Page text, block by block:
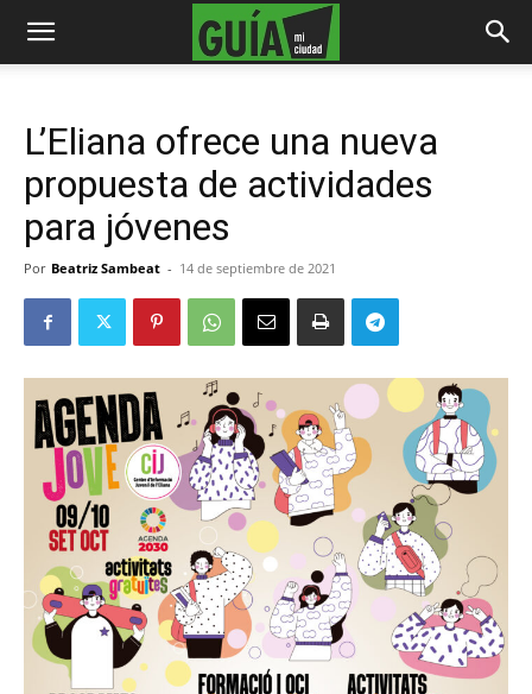
L’Eliana ofrece una nueva
propuesta de actividades
para jóvenes
Por Beatriz Sambeat - 14 de septiembre de 2021